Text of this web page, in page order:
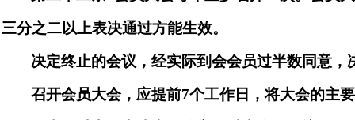
三分之二以上表决通过方能生效。
决定终止的会议，经实际到会会员过半数同意，
召开会员大会，应提前7个工作日，将大会的主